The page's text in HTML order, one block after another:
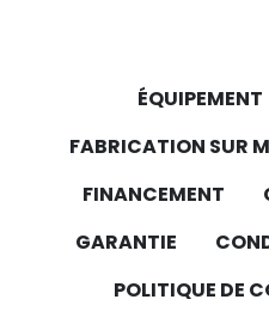
ÉQUIPEMENT
FABRICATION SUR
FINANCEMENT
GARANTIE
POLITIQUE DE